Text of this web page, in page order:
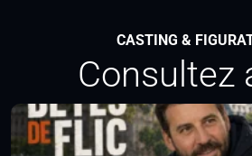
CASTING &
Consultez